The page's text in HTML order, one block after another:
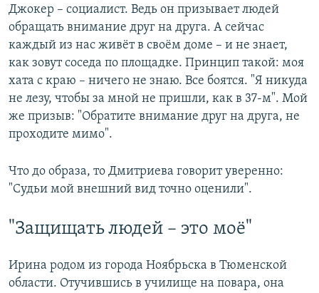
Джокер – социалист. Ведь он призывает людей
обращать внимание друг на друга. А сейчас
каждый из нас живёт в своём доме – и не знает,
как зовут соседа по площадке. Принцип такой: моя
хата с краю – ничего не знаю. Все боятся. "Я никуда
не лезу, чтобы за мной не пришли, как в 37-м". Мой
же призыв: "Обратите внимание друг на друга, не
проходите мимо".
Что до образа, то Дмитриева говорит уверенно:
"Судьи мой внешний вид точно оценили".
"Защищать людей – это моё"
Ирина родом из города Ноябрьска в Тюменской
области. Отучившись в училище на повара, она